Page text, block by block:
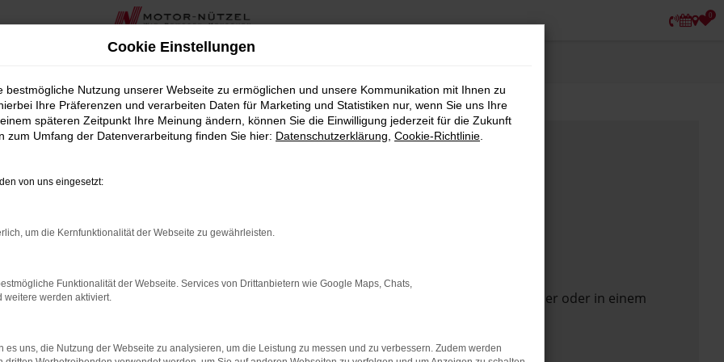
0
das Laden bestimmter Seiten verhindern. Funktioniert die Seite in einem anderen Browser oder in einem
Cookie Einstellungen
bestmögliche Nutzung unserer Webseite zu ermöglichen und unsere Kommunikation mit Ihnen zu
Ihre Präferenzen und verarbeiten Daten für Marketing und Statistiken nur, wenn Sie uns Ihre
späteren Zeitpunkt Ihre Meinung ändern, können Sie die Einwilligung jederzeit für die Zukunft
zum Umfang der Datenverarbeitung finden Sie hier: Datenschutzerklärung Cookie-Richtlinie
von uns eingesetzt:
um die Kernfunktionalität der Webseite zu gewährleisten.
Funktionalität der Webseite. Services von Drittanbietern wie Google Maps, Chats,
weitere werden aktiviert.
es uns, die Nutzung der Webseite zu analysieren, um die Leistung zu messen und zu verbessern. Zudem werden